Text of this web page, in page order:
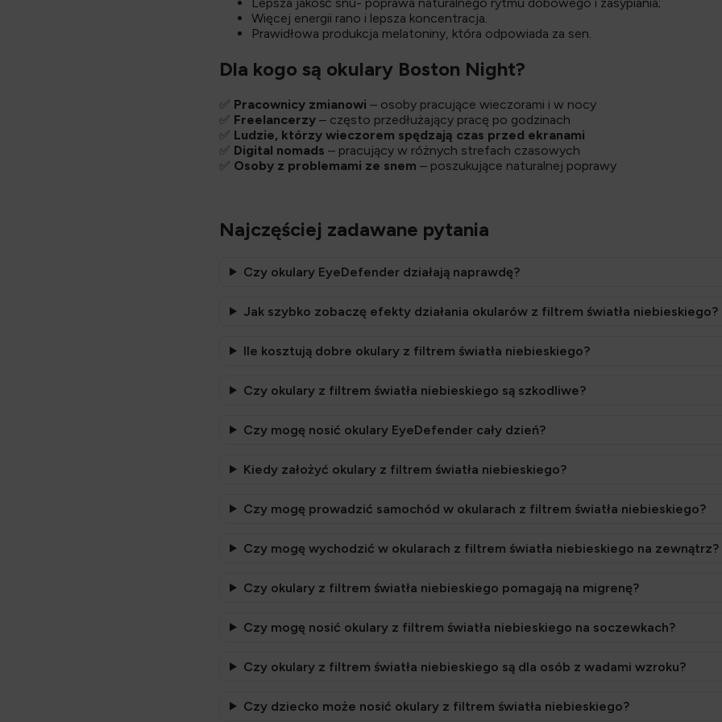
Więcej energii rano i lepsza koncentracja.
Prawidłowa produkcja melatoniny, która odpowiada za sen.
Dla kogo są okulary Boston Night?
✅ Pracownicy zmianowi – osoby pracujące wieczorami i w nocy
✅ Freelancerzy – często przedłużający pracę po godzinach
✅ Ludzie, którzy wieczorem spędzają czas przed ekranami
✅ Digital nomads – pracujący w różnych strefach czasowych
✅ Osoby z problemami ze snem – poszukujące naturalnej poprawy
Najczęściej zadawane pytania
Czy okulary EyeDefender działają naprawdę?
Jak szybko zobaczę efekty działania okularów z filtrem światła niebieskiego?
Ile kosztują dobre okulary z filtrem światła niebieskiego?
Czy okulary z filtrem światła niebieskiego są szkodliwe?
Czy mogę nosić okulary EyeDefender cały dzień?
Kiedy założyć okulary z filtrem światła niebieskiego?
Czy mogę prowadzić samochód w okularach z filtrem światła niebieskiego?
Czy mogę wychodzić w okularach z filtrem światła niebieskiego na zewnątrz?
Czy okulary z filtrem światła niebieskiego pomagają na migrenę?
Czy mogę nosić okulary z filtrem światła niebieskiego na soczewkach?
Czy okulary z filtrem światła niebieskiego są dla osób z wadami wzroku?
Czy dziecko może nosić okulary z filtrem światła niebieskiego?